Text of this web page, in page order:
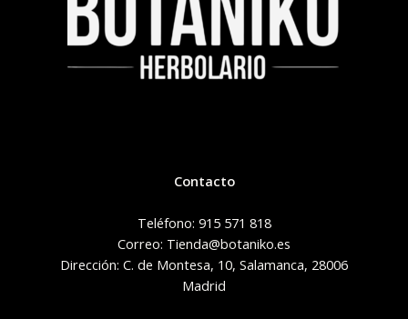
Contacto
Teléfono: 915 571 818
Correo: Tienda@botaniko.es
Dirección: C. de Montesa, 10, Salamanca, 28006
Madrid